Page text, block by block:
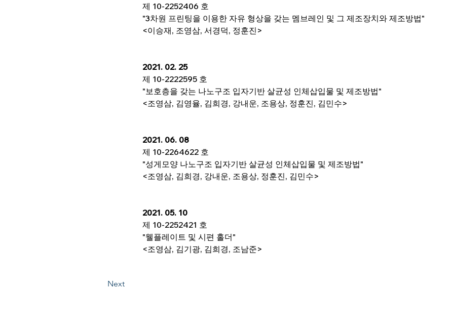
제 10-2252406 호
"3차원 프린팅을 이용한 자유 형상을 갖는 멤브레인 및 그 제조장치와 제조방법"
<이승재, 조영삼, 서경덕, 정훈진>
2021. 02. 25
제 10-2222595 호
"보호층을 갖는 나노구조 입자기반 살균성 인체삽입물 및 제조방법"
<조영삼, 김영율, 김희경, 강내운, 조용상, 정훈진, 김민수>
2021. 06. 08
제 10-2264622 호
"성게모양 나노구조 입자기반 살균성 인체삽입물 및 제조방법"
<조영삼, 김희경, 강내운, 조용상, 정훈진, 김민수>
2021. 05. 10
제 10-2252421 호
"웰플레이트 및 시편 홀더"
<조영삼, 김기광, 김희경, 조남준>
Next